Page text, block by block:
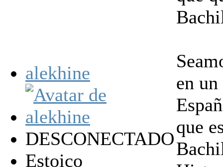
alekhine
DESCONECTADO
Estoico
en
que